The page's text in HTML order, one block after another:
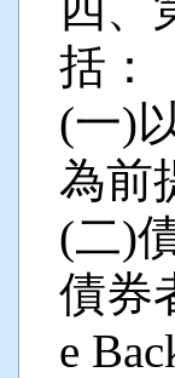
括：
(一)
為前
(二)
債券
e